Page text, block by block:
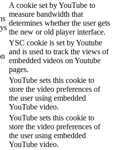
A cookie set by YouTube to
measure bandwidth that
determines whether the user gets
the new or old player interface.
YSC cookie is set by Youtube
and is used to track the views of
embedded videos on Youtube
pages.
YouTube sets this cookie to
store the video preferences of
the user using embedded
YouTube video.
YouTube sets this cookie to
store the video preferences of
the user using embedded
YouTube video.